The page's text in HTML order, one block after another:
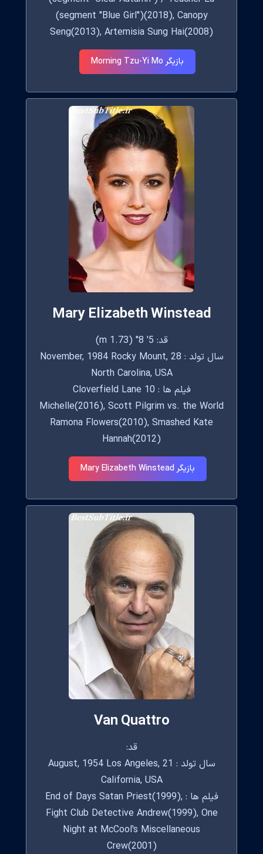
(segment "Blue Girl")(2018), Canopy
Seng(2013), Artemisia Sung Hai(2008)
بازیگر Morning Tzu-Yi Mo
Mary Elizabeth Winstead
قد: 5' 8" (1.73 m)
سال تولد : 28 November, 1984 Rocky Mount,
North Carolina, USA
فیلم ها : 10 Cloverfield Lane
Michelle(2016), Scott Pilgrim vs. the World
Ramona Flowers(2010), Smashed Kate
Hannah(2012)
بازیگر Mary Elizabeth Winstead
Van Quattro
قد:
سال تولد : 21 August, 1954 Los Angeles,
California, USA
فیلم ها : End of Days Satan Priest(1999),
Fight Club Detective Andrew(1999), One
Night at McCool's Miscellaneous
Crew(2001)